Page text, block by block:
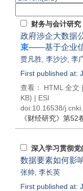
财务与会计研究
政府涉企大数据
束——基于企业
贾凡胜 李沙沙 李
First published at:
查看： HTML 全文 |
KB) | ESI
doi:10.16538/
《财经研究》 第52
深入学习贯彻
数据要素如何影
张帅 李长英
First published at: